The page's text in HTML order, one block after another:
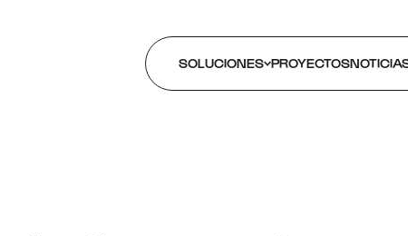
SOLUCIONES PROYECTOS